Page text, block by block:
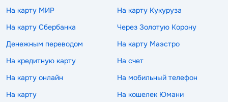
На карту МИР
На карту Кукуруза
На карту Сбербанка
Через Золотую Корону
Денежным переводом
На карту Маэстро
На кредитную карту
На счет
На карту онлайн
На мобильный телефон
На карту
На кошелек Юмани